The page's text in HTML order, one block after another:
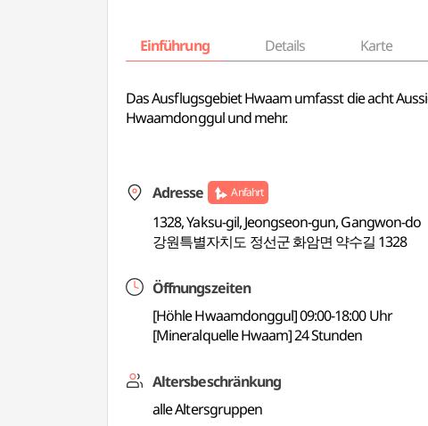
Einführung Details Karte
Das Ausflugsgebiet Hwaam umfasst die acht
Hwaamdonggul und mehr.
Adresse Anfahrt
1328, Yaksu-gil, Jeongseon-gun, Gangwon-do
강원특별자치도 정선군 화암면 약수길 1328
Öffnungszeiten
[Höhle Hwaamdonggul] 09:00-18:00 Uhr
[Mineralquelle Hwaam] 24 Stunden
Altersbeschränkung
alle Altersgruppen